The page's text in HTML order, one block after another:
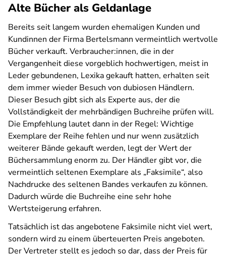
Alte Bücher als Geldanlage
Bereits seit langem wurden ehemaligen Kunden und
Kundinnen der Firma Bertelsmann vermeintlich wertvolle
Bücher verkauft. Verbraucher:innen, die in der
Vergangenheit diese vorgeblich hochwertigen, meist in
Leder gebundenen, Lexika gekauft hatten, erhalten seit
dem immer wieder Besuch von dubiosen Händlern.
Dieser Besuch gibt sich als Experte aus, der die
Vollständigkeit der mehrbändigen Buchreihe prüfen will.
Die Empfehlung lautet dann in der Regel: Wichtige
Exemplare der Reihe fehlen und nur wenn zusätzlich
weiterer Bände gekauft werden, legt der Wert der
Büchersammlung enorm zu. Der Händler gibt vor, die
vermeintlich seltenen Exemplare als „Faksimile“, also
Nachdrucke des seltenen Bandes verkaufen zu können.
Dadurch würde die Buchreihe eine sehr hohe
Wertsteigerung erfahren.
Tatsächlich ist das angebotene Faksimile nicht viel wert,
sondern wird zu einem überteuerten Preis angeboten.
Der Vertreter stellt es jedoch so dar, dass der Preis für